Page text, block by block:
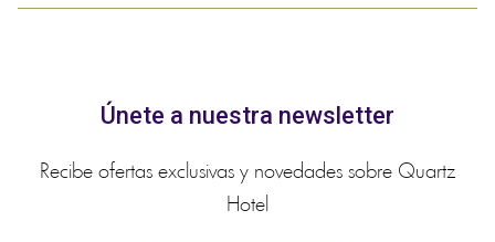
Únete a nuestra newsletter
Recibe ofertas exclusivas y novedades sobre Quartz
Hotel